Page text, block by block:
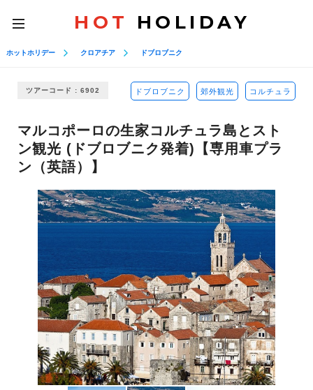
toggle
navigation
HOT HOLIDAY
ホットホリデー クロアチア ドブロブニク
ツアーコード : 6902 ドブロブニク 郊外観光 コルチュラ
マルコポーロの生家コルチュラ島とスト
ン観光 (ドブロブニク発着)【専用車プラ
ン（英語）】